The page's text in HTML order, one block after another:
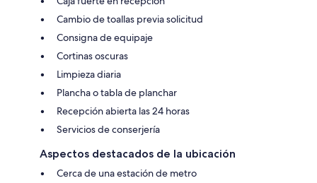
Cambio de toallas previa solicitud
Consigna de equipaje
Cortinas oscuras
Limpieza diaria
Plancha o tabla de planchar
Recepción abierta las 24 horas
Servicios de conserjería
Aspectos destacados de la ubicación
Cerca de una estación de metro